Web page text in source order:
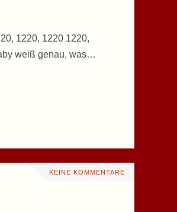
1220, 1220 1220,
weiß genau, was…
KEINE KOMMENTARE